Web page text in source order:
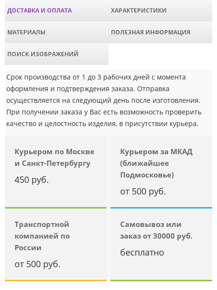
ДОСТАВКА И ОПЛАТА ХАРАКТЕРИСТИКИ
МАТЕРИАЛЫ ПОЛЕЗНАЯ ИНФОРМАЦИЯ
ПОИСК ИЗОБРАЖЕНИЙ
Срок производства от 1 до 3 рабочих дней с момента
оформления и подтверждения заказа. Отправка
осуществляется на следующий день после изготовления.
При получении заказа у Вас есть возможность проверить
качество и целостность изделия, в присутствии курьера.
Курьером по Москве
и Санкт-Петербургу
450 руб.
Курьером за МКАД
(ближайшее
Подмосковье)
от 500 руб.
Транспортной
компанией по
России
от 500 руб.
Самовывоз или
заказ от 30000 руб.
бесплатно